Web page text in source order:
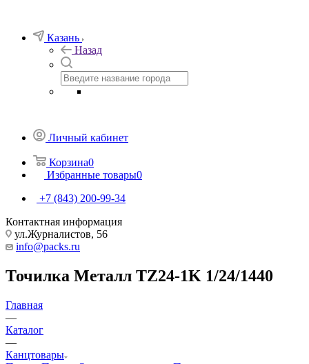
Казань
Назад
Личный кабинет
Корзина0
Избранные товары0
+7 (843) 200-99-34
Контактная информация
ул.Журналистов, 56
info@packs.ru
Точилка Металл TZ24-1K 1/24/1440
Главная
—
Каталог
—
Канцтовары